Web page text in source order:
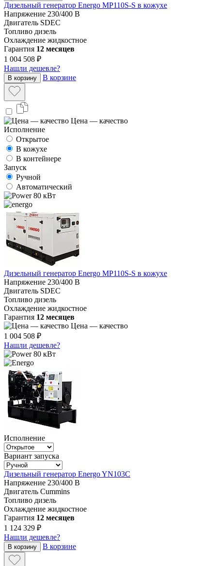
Дизельный генератор Energo MP110S-S в кожухе
Напряжение 230/400 В
Двигатель SDEC
Топливо дизель
Охлаждение жидкостное
Гарантия 12 месяцев
1 004 508 ₽
Нашли дешевле?
В корзину В корзине
Цена — качество
Исполнение
Открытое
В кожухе
В контейнере
Запуск
Ручной
Автоматический
80 кВт
Дизельный генератор Energo MP110S-S в кожухе
Напряжение 230/400 В
Двигатель SDEC
Топливо дизель
Охлаждение жидкостное
Гарантия 12 месяцев
Цена — качество
1 004 508 ₽
Нашли дешевле?
80 кВт
Исполнение
Вариант запуска
Дизельный генератор Energo YN103C
Напряжение 230/400 В
Двигатель Cummins
Топливо дизель
Охлаждение жидкостное
Гарантия 12 месяцев
1 124 329 ₽
Нашли дешевле?
В корзину В корзине